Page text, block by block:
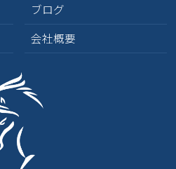
ブログ
会社概要